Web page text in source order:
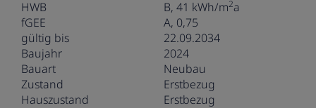
HWB
B, 41 kWh/m2a
fGEE
A, 0,75
gültig bis
22.09.2034
Baujahr
2024
Bauart
Neubau
Zustand
Erstbezug
Hauszustand
Erstbezug